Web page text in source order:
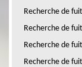
Recherche de
Recherche de
Recherche de
Recherche de